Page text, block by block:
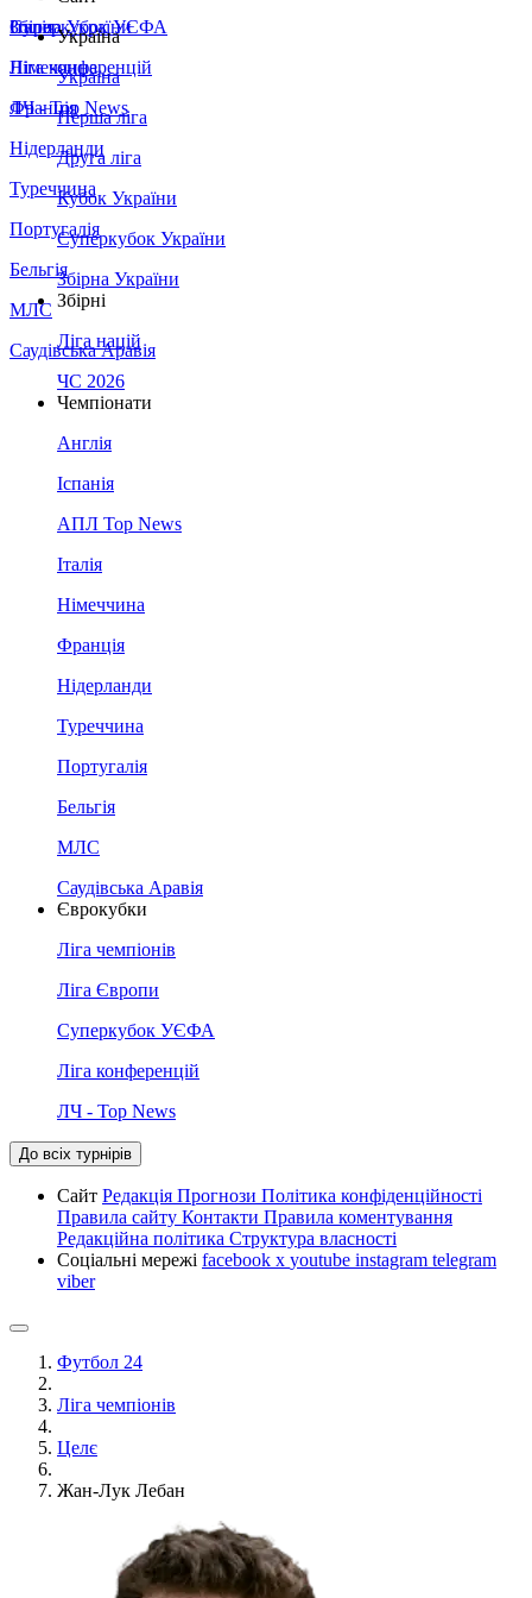
Збірна України
Італія
Німеччина
Франція
Нідерланди
Туреччина
Португалія
Бельгія
МЛС
Саудівська Аравія
Суперкубок УЄФА
Ліга конференцій
ЛЧ - Top News
Україна
Україна
Перша ліга
Друга ліга
Кубок України
Суперкубок України
Збірна України
Збірні
Ліга націй
ЧС 2026
Чемпіонати
Англія
Іспанія
АПЛ Top News
Італія
Німеччина
Франція
Нідерланди
Туреччина
Португалія
Бельгія
МЛС
Саудівська Аравія
Єврокубки
Ліга чемпіонів
Ліга Європи
Суперкубок УЄФА
Ліга конференцій
ЛЧ - Top News
До всіх турнірів
Сайт Редакція Прогнози Політика конфіденційності
Правила сайту Контакти Правила коментування
Редакційна політика Структура власності
Соціальні мережі facebook x youtube instagram telegram
viber
Футбол 24
Ліга чемпіонів
Целє
Жан-Лук Лебан